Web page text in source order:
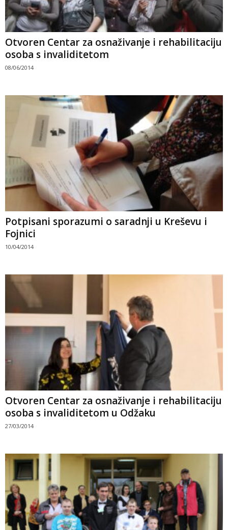
Otvoren Centar za osnaživanje i rehabilitaciju
osoba s invaliditetom
08/06/2014
Potpisani sporazumi o saradnji u Kreševu i
Fojnici
10/04/2014
Otvoren Centar za osnaživanje i rehabilitaciju
osoba s invaliditetom u Odžaku
27/03/2014